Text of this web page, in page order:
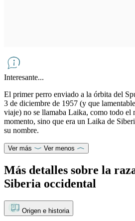
Interesante...
El primer perro enviado a la órbita del
3 de diciembre de 1957 (y que
viaje) no se llamaba Laika, como todo el
momento, sino que era un Laika de
su nombre.
Ver más Ver menos
Más detalles sobre la
Siberia occidental
Origen e historia